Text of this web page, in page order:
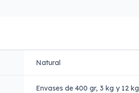
Natural
Envases de 400 gr, 3 kg y 12 kg